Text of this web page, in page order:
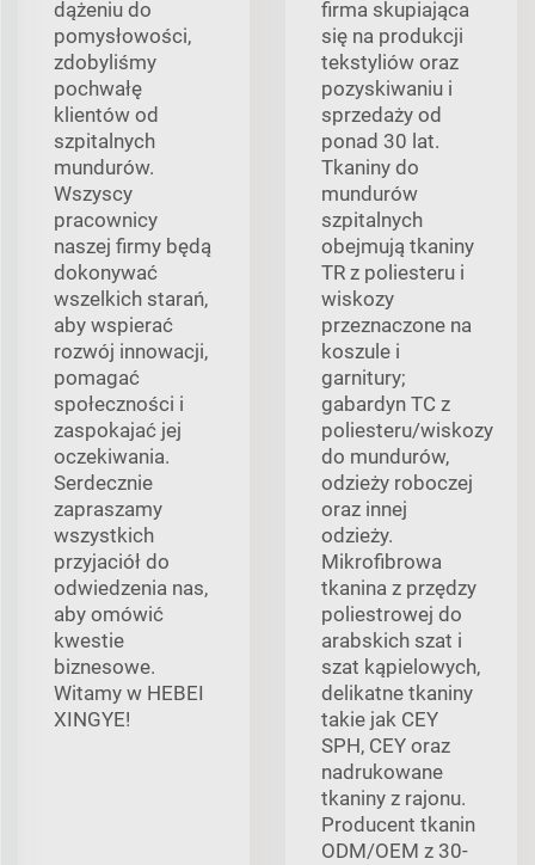
dążeniu do
pomysłowości,
zdobyliśmy
pochwałę
klientów od
szpitalnych
mundurów.
Wszyscy
pracownicy
naszej firmy będą
dokonywać
wszelkich starań,
aby wspierać
rozwój innowacji,
pomagać
społeczności i
zaspokajać jej
oczekiwania.
Serdecznie
zapraszamy
wszystkich
przyjaciół do
odwiedzenia nas,
aby omówić
kwestie
biznesowe.
Witamy w HEBEI
XINGYE!
firma skupiająca
się na produkcji
tekstyliów oraz
pozyskiwaniu i
sprzedaży od
ponad 30 lat.
Tkaniny do
mundurów
szpitalnych
obejmują tkaniny
TR z poliesteru i
wiskozy
przeznaczone na
koszule i
garnitury;
gabardyn TC z
poliesteru/wiskozy
do mundurów,
odzieży roboczej
oraz innej
odzieży.
Mikrofibrowa
tkanina z przędzy
poliestrowej do
arabskich szat i
szat kąpielowych,
delikatne tkaniny
takie jak CEY
SPH, CEY oraz
nadrukowane
tkaniny z rajonu.
Producent tkanin
ODM/OEM z 30-